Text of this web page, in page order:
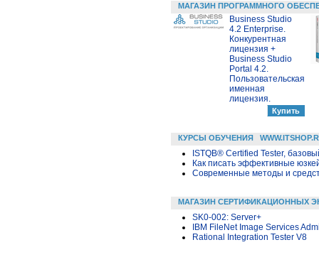
МАГАЗИН ПРОГРАММНОГО
Business Studio
4.2 Enterprise.
Конкурентная
лицензия +
Business Studio
Portal 4.2.
Пользовательская
именная
лицензия.
КУРСЫ ОБУЧЕНИЯ
ISTQB® Certified Tester,
Как писать эффективные
Современные методы и
МАГАЗИН СЕРТИФИКАЦИОННЫХ
SK0-002: Server+
IBM FileNet Image Services
Rational Integration Tester V8